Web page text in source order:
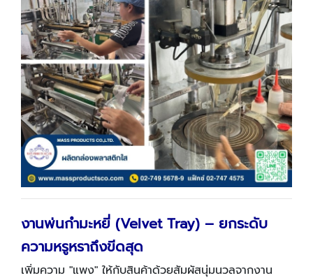
งานพ่นกำมะหยี่ (Velvet Tray) – ยกระดับ
ความหรูหราถึงขีดสุด
เพิ่มความ "แพง" ให้กับสินค้าด้วยสัมผัสนุ่มนวลจากงาน